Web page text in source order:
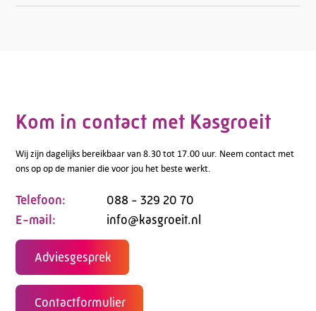
Kom in contact met Kasgroeit
Wij zijn dagelijks bereikbaar van 8.30 tot 17.00 uur. Neem contact met
ons op op de manier die voor jou het beste werkt.
Telefoon:
088 - 329 20 70
E-mail:
info@kasgroeit.nl
Adviesgesprek
Contactformulier